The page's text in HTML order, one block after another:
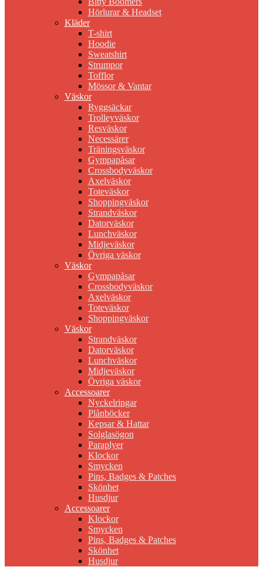
Hörlurar & Headset
Kläder
T-shirt
Hoodie
Sweatshirt
Strumpor
Tofflor
Mössor & Vantar
Väskor
Ryggsäckar
Trolleyväskor
Resväskor
Necessärer
Träningsväskor
Gympapåsar
Crossbodyväskor
Axelväskor
Toteväskor
Shoppingväskor
Strandväskor
Datorväskor
Lunchväskor
Midjeväskor
Övriga väskor
Väskor
Gympapåsar
Crossbodyväskor
Axelväskor
Toteväskor
Shoppingväskor
Väskor
Strandväskor
Datorväskor
Lunchväskor
Midjeväskor
Övriga väskor
Accessoarer
Nyckelringar
Plånböcker
Kepsar & Hattar
Solglasögon
Paraplyer
Klockor
Smycken
Pins, Badges & Patches
Skönhet
Husdjur
Accessoarer
Klockor
Smycken
Pins, Badges & Patches
Skönhet
Husdjur